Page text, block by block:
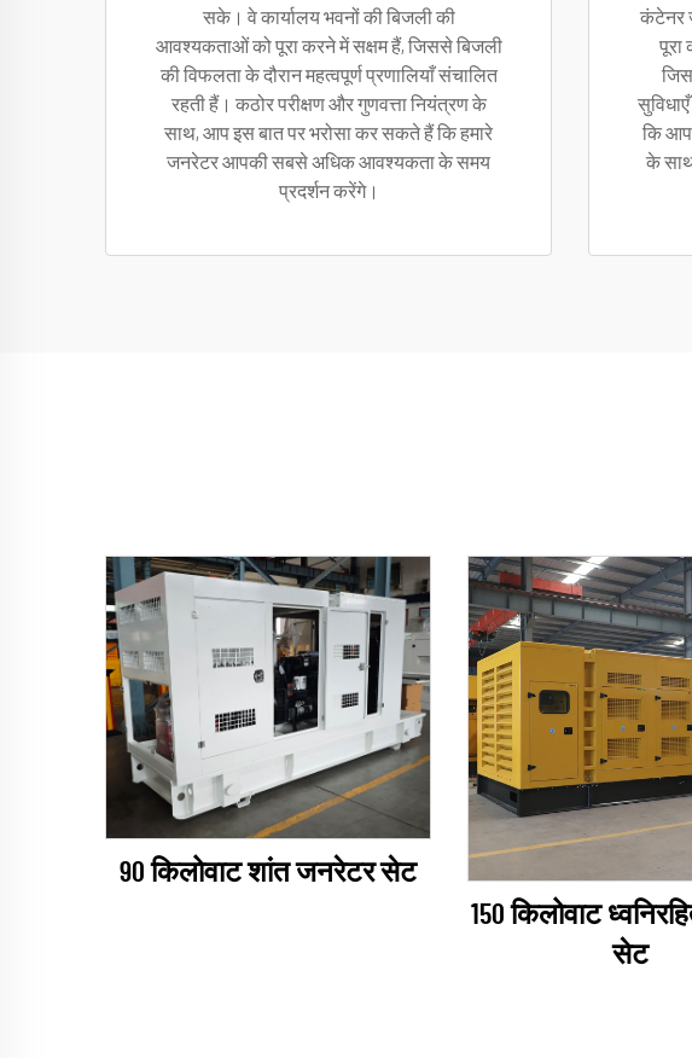
सके। वे कार्यालय भवनों की बिजली की
आवश्यकताओं को पूरा करने में सक्षम हैं, जिससे बिजली
की विफलता के दौरान महत्वपूर्ण प्रणालियाँ संचालित
रहती हैं। कठोर परीक्षण और गुणवत्ता नियंत्रण के
साथ, आप इस बात पर भरोसा कर सकते हैं कि हमारे
जनरेटर आपकी सबसे अधिक आवश्यकता के समय
प्रदर्शन करेंगे।
कंटेनर
पूरा
कि
के साथ
90 किलोवाट शांत जनरेटर सेट
150 किलोवाट
सेट